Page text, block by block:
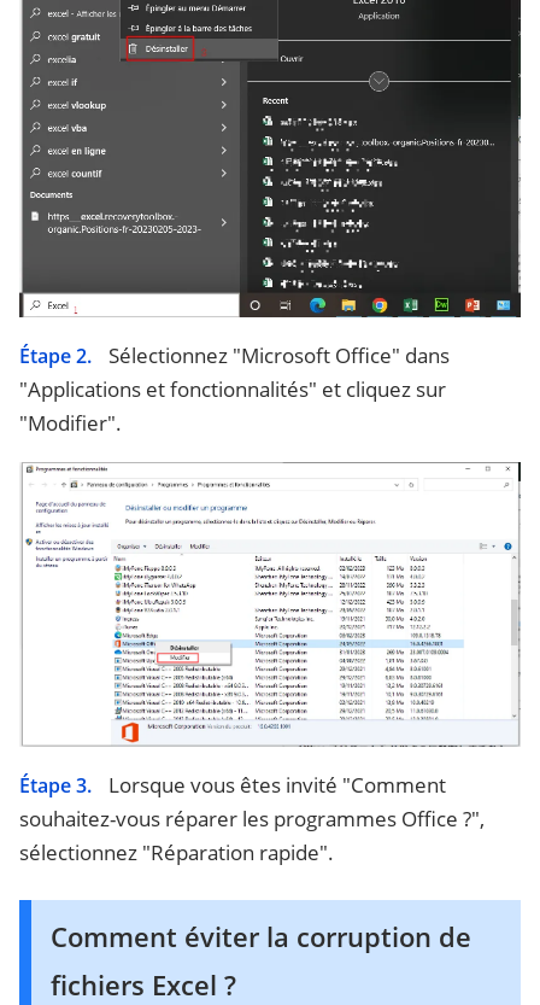
Étape 2.
Sélectionnez "Microsoft Office" dans
"Applications et fonctionnalités" et cliquez sur
"Modifier".
Étape 3.
Lorsque vous êtes invité "Comment
souhaitez-vous réparer les programmes Office ?",
sélectionnez "Réparation rapide".
Comment éviter la corruption de
fichiers Excel ?